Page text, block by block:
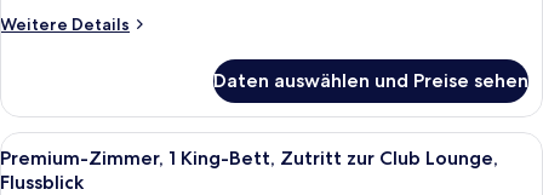
Weitere Details
Weitere
Zimmer
(Upgrade)
Daten auswählen und Preise sehen
Alle
Fotos
Premium-Zimmer, 1 King-Bett,
7
Premium-Zimmer, 1 King-Bett, Zutritt zur Club Lounge,
Flussblick